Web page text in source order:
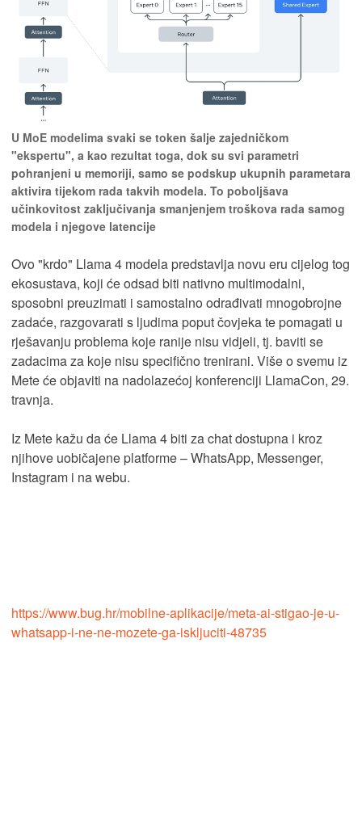
U MoE modelima svaki se token šalje zajedničkom
"ekspertu", a kao rezultat toga, dok su svi parametri
pohranjeni u memoriji, samo se podskup ukupnih parametara
aktivira tijekom rada takvih modela. To poboljšava
učinkovitost zaključivanja smanjenjem troškova rada samog
modela i njegove latencije
Ovo "krdo" Llama 4 modela predstavlja novu eru cijelog tog
ekosustava, koji će odsad biti nativno multimodalni,
sposobni preuzimati i samostalno odrađivati mnogobrojne
zadaće, razgovarati s ljudima poput čovjeka te pomagati u
rješavanju problema koje ranije nisu vidjeli, tj. baviti se
zadacima za koje nisu specifično trenirani. Više o svemu iz
Mete će objaviti na nadolazećoj konferenciji LlamaCon, 29.
travnja.
Iz Mete kažu da će Llama 4 biti za chat dostupna i kroz
njihove uobičajene platforme – WhatsApp, Messenger,
Instagram i na webu.
https://www.bug.hr/mobilne-aplikacije/meta-ai-stigao-je-u-
whatsapp-i-ne-ne-mozete-ga-iskljuciti-48735